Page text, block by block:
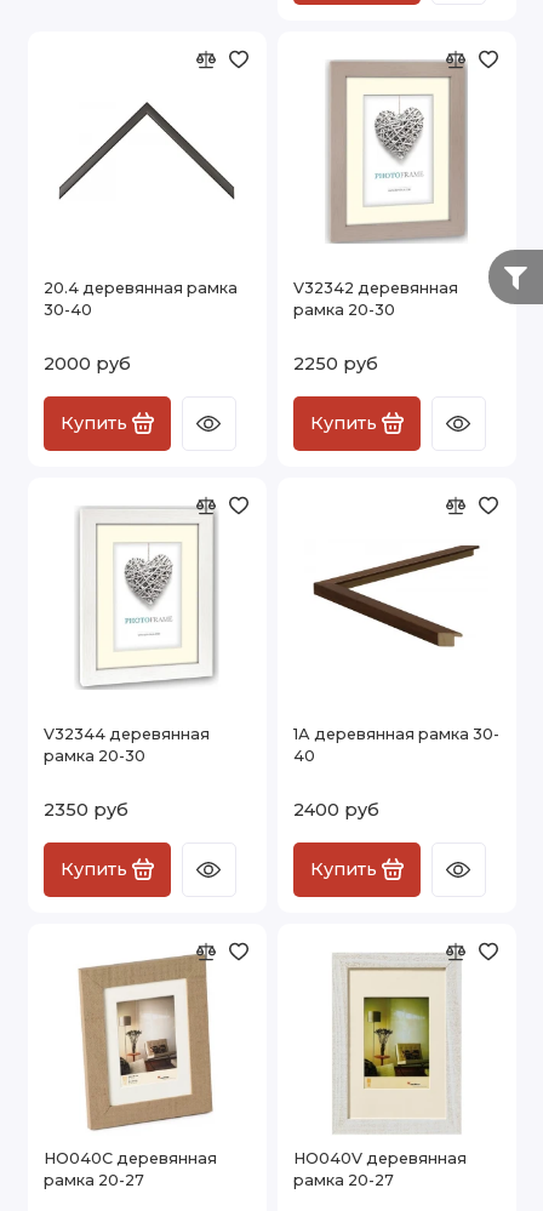
20.4 деревянная рамка
30-40
2000 руб
Купить
V32342 деревянная
рамка 20-30
2250 руб
Купить
V32344 деревянная
рамка 20-30
2350 руб
Купить
1А деревянная рамка 30-
40
2400 руб
Купить
HO040C деревянная
рамка 20-27
HO040V деревянная
рамка 20-27